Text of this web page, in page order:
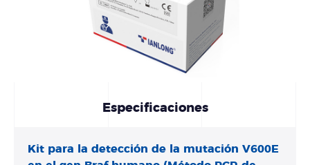
Especificaciones
Kit para la detección de la mutación V600E